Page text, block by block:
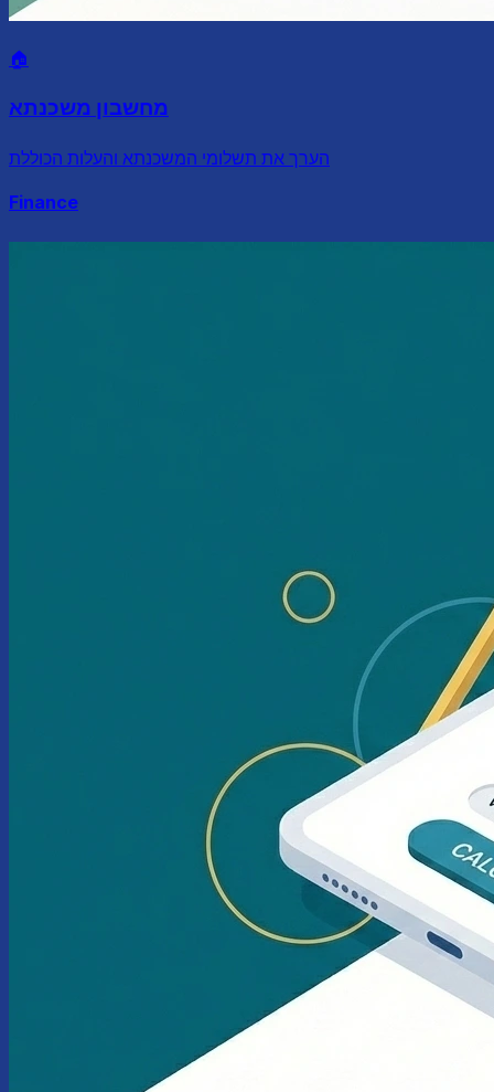
🏠
מחשבון משכנתא
הערך את תשלומי המשכנתא והעלות הכוללת
Finance